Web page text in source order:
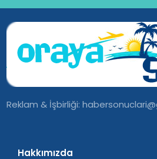
Reklam & İşbirliği:
Hakkımızda